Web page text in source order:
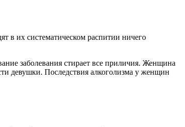
в их систематическом распитии ничего
заболевания стирает все приличия. Женщина
девушки. Последствия алкоголизма у женщин